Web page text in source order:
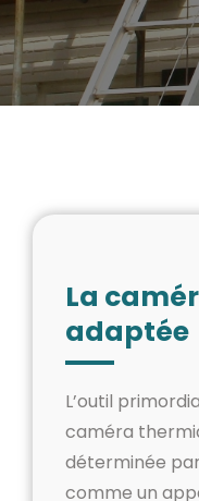
La
adaptée
L’outil
caméra
déterminée
comme un